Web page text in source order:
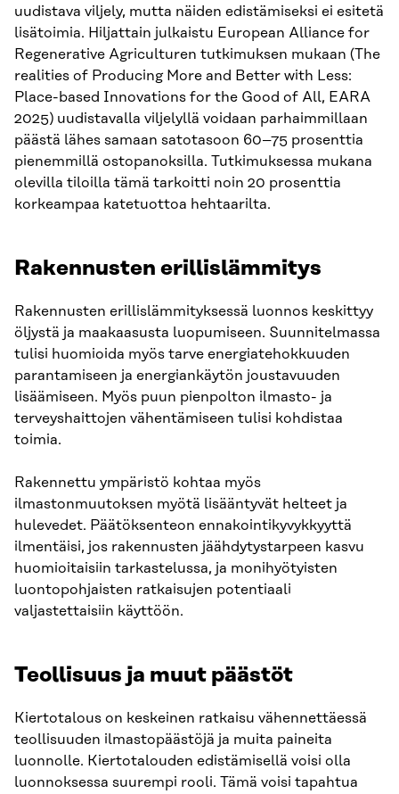
uudistava viljely, mutta näiden edistämiseksi ei esitetä
lisätoimia. Hiljattain julkaistu European Alliance for
Regenerative Agriculturen tutkimuksen mukaan (The
realities of Producing More and Better with Less:
Place-based Innovations for the Good of All, EARA
2025) uudistavalla viljelyllä voidaan parhaimmillaan
päästä lähes samaan satotasoon 60–75 prosenttia
pienemmillä ostopanoksilla. Tutkimuksessa mukana
olevilla tiloilla tämä tarkoitti noin 20 prosenttia
korkeampaa katetuottoa hehtaarilta.
Rakennusten erillislämmitys
Rakennusten erillislämmityksessä luonnos keskittyy
öljystä ja maakaasusta luopumiseen. Suunnitelmassa
tulisi huomioida myös tarve energiatehokkuuden
parantamiseen ja energiankäytön joustavuuden
lisäämiseen. Myös puun pienpolton ilmasto- ja
terveyshaittojen vähentämiseen tulisi kohdistaa
toimia.
Rakennettu ympäristö kohtaa myös
ilmastonmuutoksen myötä lisääntyvät helteet ja
hulevedet. Päätöksenteon ennakointikyvykkyyttä
ilmentäisi, jos rakennusten jäähdytystarpeen kasvu
huomioitaisiin tarkastelussa, ja monihyötyisten
luontopohjaisten ratkaisujen potentiaali
valjastettaisiin käyttöön.
Teollisuus ja muut päästöt
Kiertotalous on keskeinen ratkaisu vähennettäessä
teollisuuden ilmastopäästöjä ja muita paineita
luonnolle. Kiertotalouden edistämisellä voisi olla
luonnoksessa suurempi rooli. Tämä voisi tapahtua